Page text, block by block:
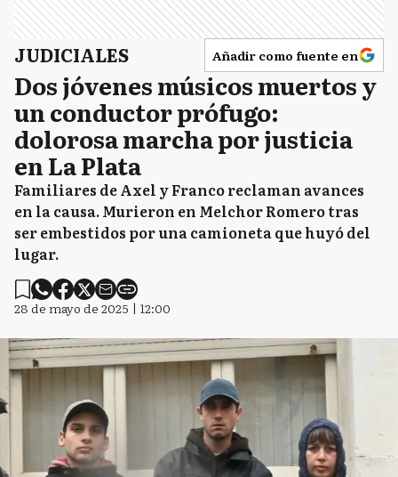
JUDICIALES Añadir como fuente en
Dos jóvenes músicos muertos y
un conductor prófugo:
dolorosa marcha por justicia
en La Plata
Familiares de Axel y Franco reclaman avances
en la causa. Murieron en Melchor Romero tras
ser embestidos por una camioneta que huyó del
lugar.
28 de mayo de 2025 | 12:00